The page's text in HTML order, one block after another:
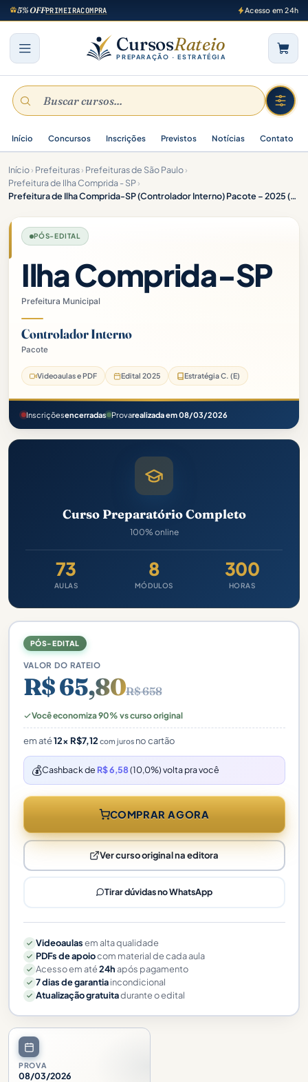
5% OFFPRIMEIRACOMPRA Acesso em 24h
CursosRateio
PREPARAÇÃO · ESTRATÉGIA
Início Concursos Inscrições Previstos Notícias Contato
Início› Prefeituras› Prefeituras de São Paulo›
Prefeitura de Ilha Comprida - SP›
Prefeitura de Ilha Comprida-SP (Controlador Interno) Pacote – 2025 (Pós-Edital)
PÓS-EDITAL
Ilha Comprida-SP
Prefeitura Municipal
Controlador Interno
Pacote
Videoaulas e PDF Edital 2025 Estratégia C. (E)
Inscriçõesencerradas Provarealizada em 08/03/2026
Curso Preparatório Completo
100% online
73
AULAS
8
MÓDULOS
300
HORAS
PROVA
08/03/2026
PÓS-EDITAL
VALOR DO RATEIO
R$ 65,80R$ 658
Você economiza 90% vs curso original
em até12× R$7,12 com jurosno cartão
💰Cashback de R$ 6,58(10,0%) volta pra você
COMPRAR AGORA
Ver curso original na editora
Tirar dúvidas no WhatsApp
Videoaulasem alta qualidade
PDFs de apoiocom material de cada aula
Acesso em até24hapós pagamento
7 dias de garantiaincondicional
Atualização gratuitadurante o edital